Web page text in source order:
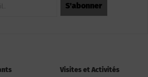
Visites et Activités